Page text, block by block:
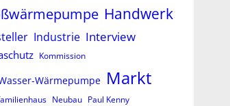
Handwerk
Industrie Interview
Kommission
Wärmepumpe Markt
Neubau Paul Kenny